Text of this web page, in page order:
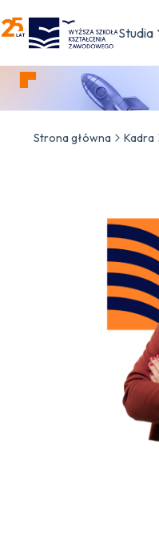
WSKZ - strona główna
Studia
Strona główna Kadra